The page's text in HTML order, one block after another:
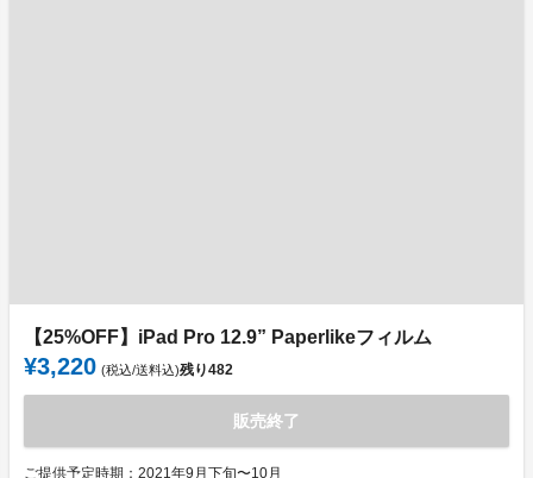
【25%OFF】iPad Pro 12.9” Paperlikeフィルム
¥3,220 (税込/送料込)残り482
販売終了
ご提供予定時期：2021年9月下旬〜10月